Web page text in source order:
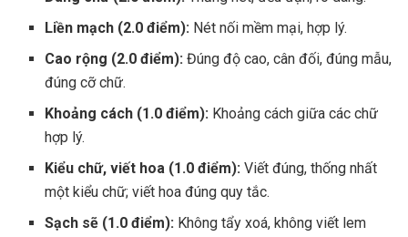
Liền mạch (2.0 điểm): Nét nối mềm mại, hợp lý.
Cao rộng (2.0 điểm): Đúng độ cao, cân đối, đúng mẫu,
đúng cỡ chữ.
Khoảng cách (1.0 điểm): Khoảng cách giữa các chữ
hợp lý.
Kiểu chữ, viết hoa (1.0 điểm): Viết đúng, thống nhất
một kiểu chữ; viết hoa đúng quy tắc.
Sạch sẽ (1.0 điểm): Không tẩy xoá, không viết lem